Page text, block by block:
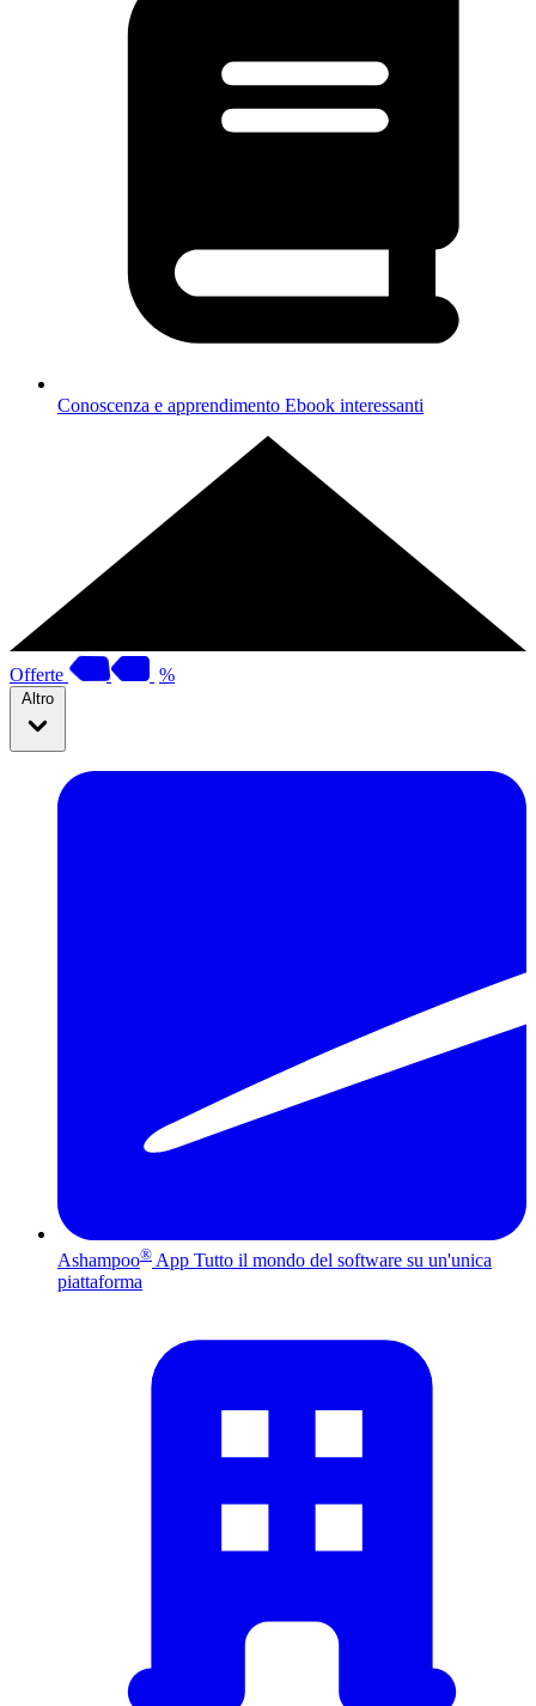
Conoscenza e apprendimento Ebook interessanti
Offerte %
Altro
Ashampoo® App Tutto il mondo del software su un'unica
piattaforma